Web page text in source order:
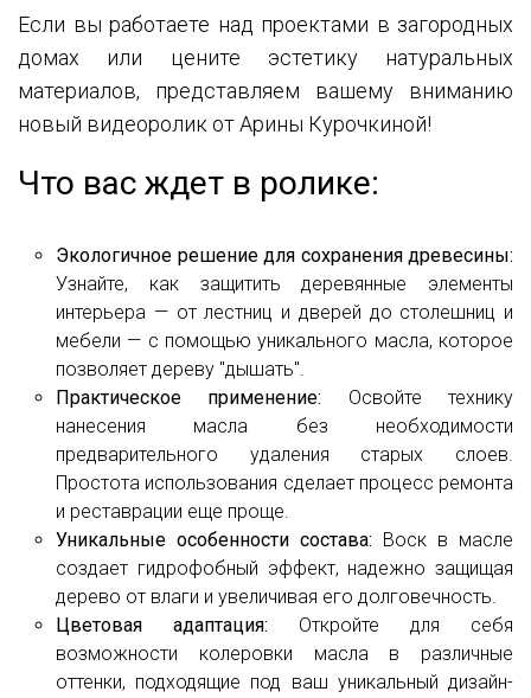
Если вы работаете над проектами в загородных
домах или цените эстетику натуральных
материалов, представляем вашему вниманию
новый видеоролик от Арины Курочкиной!
Что вас ждет в ролике:
Экологичное решение для сохранения древесины:
Узнайте, как защитить деревянные элементы
интерьера — от лестниц и дверей до столешниц и
мебели — с помощью уникального масла, которое
позволяет дереву "дышать".
Практическое применение: Освойте технику
нанесения масла без необходимости
предварительного удаления старых слоев.
Простота использования сделает процесс ремонта
и реставрации еще проще.
Уникальные особенности состава: Воск в масле
создает гидрофобный эффект, надежно защищая
дерево от влаги и увеличивая его долговечность.
Цветовая адаптация: Откройте для себя
возможности колеровки масла в различные
оттенки, подходящие под ваш уникальный дизайн-